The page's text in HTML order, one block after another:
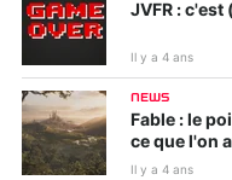
JVFR : c'est
Il y a 4 ans
NEWS
Fable : le
ce que l'on
Il y a 4 ans